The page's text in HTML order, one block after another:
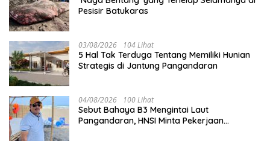
Pesisir Batukaras
03/08/2026 104 Lihat
5 Hal Tak Terduga Tentang Memiliki Hunian
Strategis di Jantung Pangandaran
04/08/2026 100 Lihat
Sebut Bahaya B3 Mengintai Laut
Pangandaran, HNSI Minta Pekerjaan